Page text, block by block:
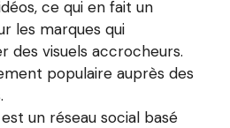
ce qui en fait un
les marques qui
des visuels accrocheurs.
populaire auprès des
un réseau social basé